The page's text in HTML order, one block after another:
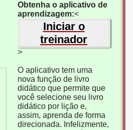
Obtenha o aplicativo de
aprendizagem:<
Iniciar o
treinador
>
O aplicativo tem uma
nova função de livro
didático que permite que
você selecione seu livro
didático por lição e,
assim, aprenda de forma
direcionada. Infelizmente,